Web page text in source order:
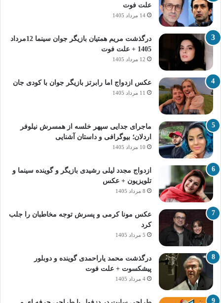
علت فوت
14 مرداد 1405
درگذشت مریم همتیان بازیگر جوان سینما 12مرداد
1405 + علت فوت
12 مرداد 1405
عکس ازدواج اما رابرتز بازیگر جوان با کودی جان
11 مرداد 1405
ماجرای جدایی سپهر خلسه از همسرش نیلوفر
اردلان؛ بیوگرافی و داستان آشنایی
10 مرداد 1405
ازدواج مجدد لیلی رشیدی بازیگر و گوینده سینما و
تلویزیون + عکس
8 مرداد 1405
عکس مونا کرمی و پسرش توجه مخاطبان را جلب
کرد
5 مرداد 1405
درگذشت محمد یاراحمدی گوینده و دوبلور
پیشکسوت + علت فوت
4 مرداد 1405